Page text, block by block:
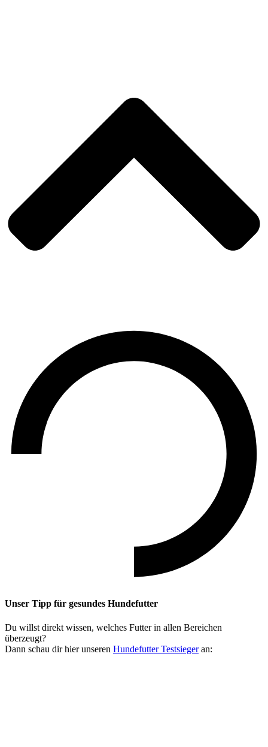
Unser Tipp für gesundes Hundefutter
Du willst direkt wissen, welches Futter in allen Bereichen
überzeugt?
Dann schau dir hier unseren Hundefutter Testsiegeran: